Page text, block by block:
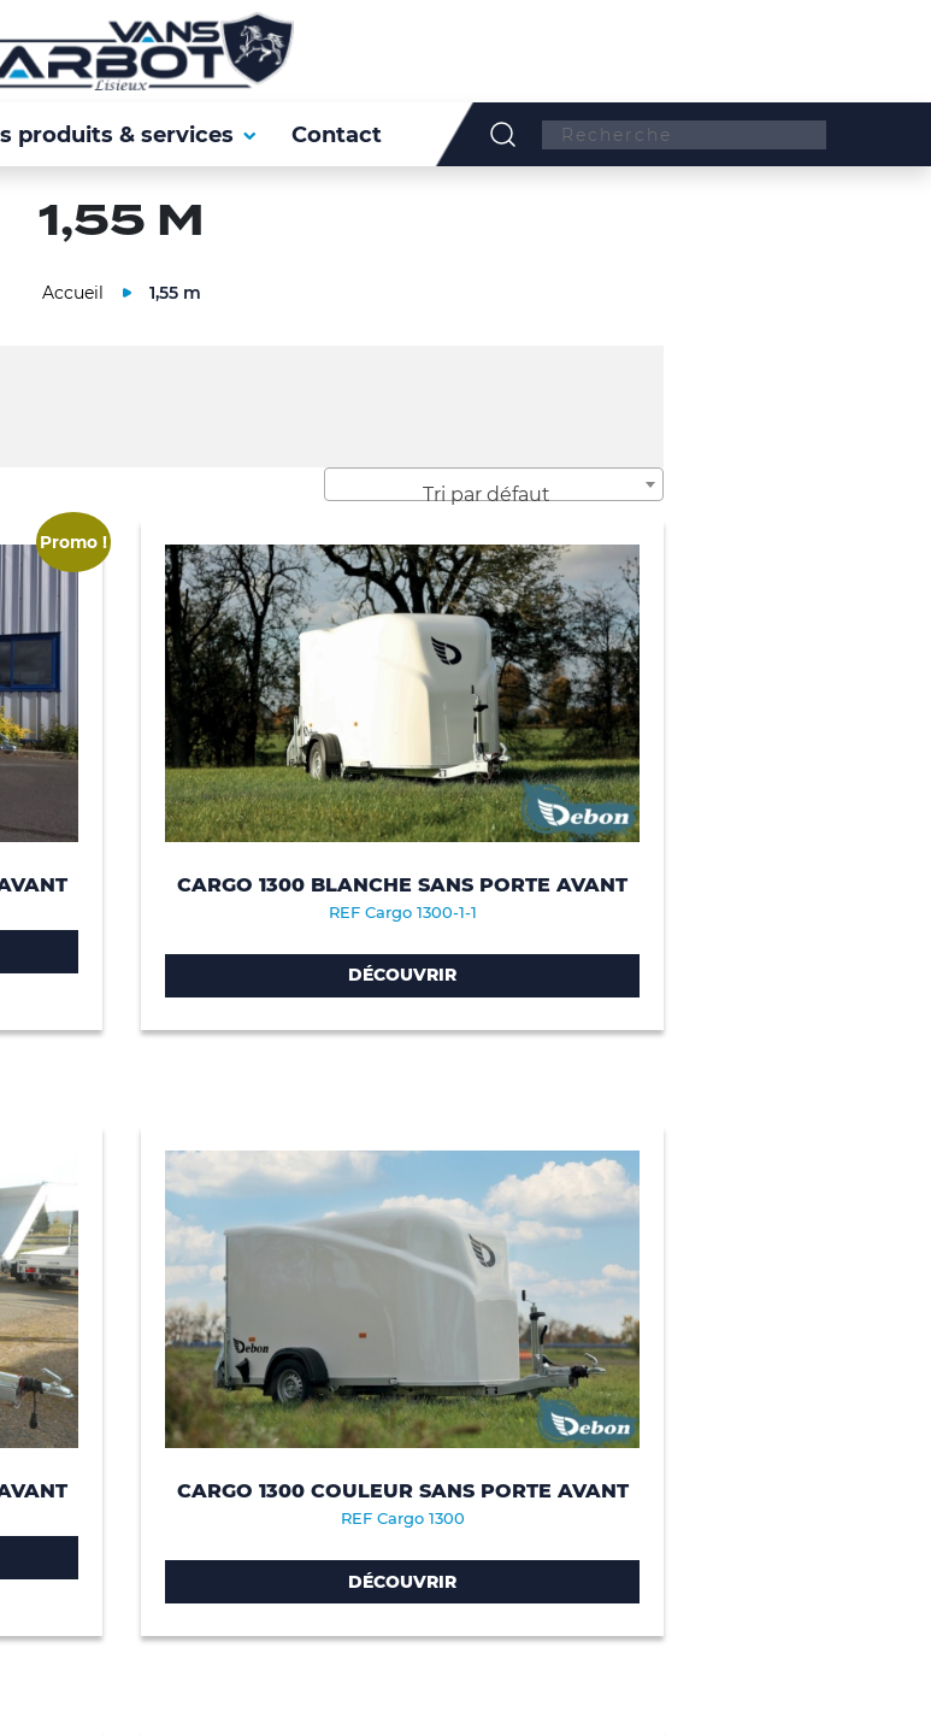
produits & services Contact Search:
1,55 M
Accueil 1,55 m
Tri par défaut
Promo !
CARGO 1300 BLANCHE SANS PORTE AVANT
REF Cargo 1300-1-1
DÉCOUVRIR
CARGO 1300 COULEUR SANS PORTE AVANT
REF Cargo 1300
DÉCOUVRIR